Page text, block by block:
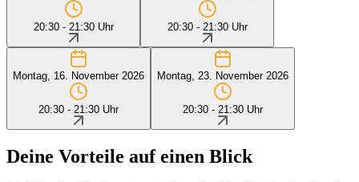
20:30 - 21:30 Uhr 20:30 - 21:30 Uhr
Montag, 16. November 2026
20:30 - 21:30 Uhr
Montag, 23. November 2026
20:30 - 21:30 Uhr
Deine Vorteile auf einen Blick